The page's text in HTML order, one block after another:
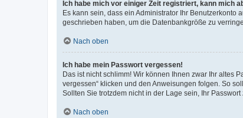
Ich habe mich vor einiger Zeit registriert, kann mich
Es kann sein, dass ein Administrator Ihr
geschrieben haben, um die Datenbankgröße zu
Nach oben
Ich habe mein Passwort vergessen!
Das ist nicht schlimm! Wir können Ihnen zwar Ihr altes
vergessen“ klicken und den Anweisungen folgen. So
Sollten Sie trotzdem nicht in der Lage sein, Ihr
Nach oben